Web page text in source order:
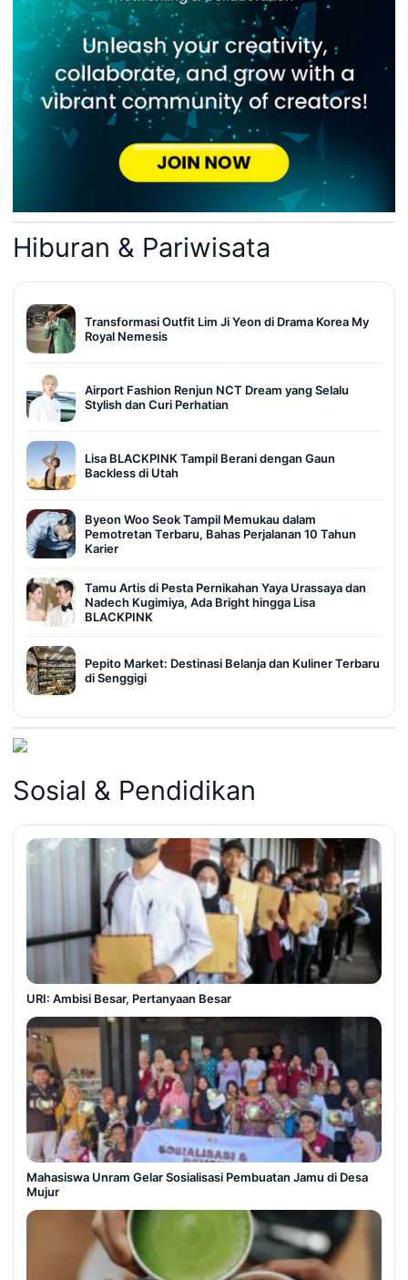
Hiburan & Pariwisata
Transformasi Outfit Lim Ji Yeon di Drama Korea My
Royal Nemesis
Airport Fashion Renjun NCT Dream yang Selalu
Stylish dan Curi Perhatian
Lisa BLACKPINK Tampil Berani dengan Gaun
Backless di Utah
Byeon Woo Seok Tampil Memukau dalam
Pemotretan Terbaru, Bahas Perjalanan 10 Tahun
Karier
Tamu Artis di Pesta Pernikahan Yaya Urassaya dan
Nadech Kugimiya, Ada Bright hingga Lisa
BLACKPINK
Pepito Market: Destinasi Belanja dan Kuliner Terbaru
di Senggigi
Sosial & Pendidikan
URI: Ambisi Besar, Pertanyaan Besar
Mahasiswa Unram Gelar Sosialisasi Pembuatan Jamu di Desa
Mujur